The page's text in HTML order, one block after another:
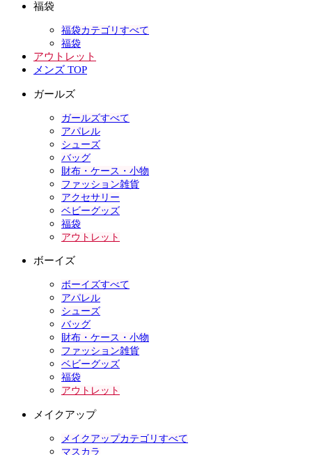
福袋
福袋カテゴリすべて
福袋
アウトレット
メンズ TOP
ガールズ
ガールズすべて
アパレル
シューズ
バッグ
財布・ケース・小物
ファッション雑貨
アクセサリー
ベビーグッズ
福袋
アウトレット
ボーイズ
ボーイズすべて
アパレル
シューズ
バッグ
財布・ケース・小物
ファッション雑貨
ベビーグッズ
福袋
アウトレット
メイクアップ
メイクアップカテゴリすべて
マスカラ